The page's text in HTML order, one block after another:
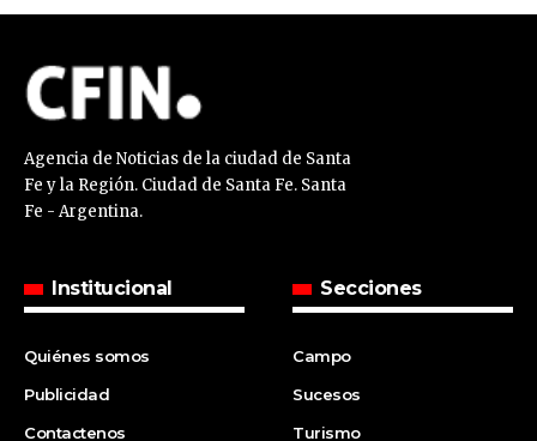
Agencia de Noticias de la ciudad de Santa
Fe y la Región. Ciudad de Santa Fe. Santa
Fe - Argentina.
Institucional
Quiénes somos
Publicidad
Contactenos
Secciones
Campo
Sucesos
Turismo